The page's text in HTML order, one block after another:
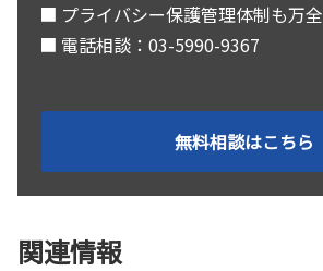
■ プライバシー保護管理体制も万全
■ 電話相談：03-5990-9367
無料相談はこちら
関連情報